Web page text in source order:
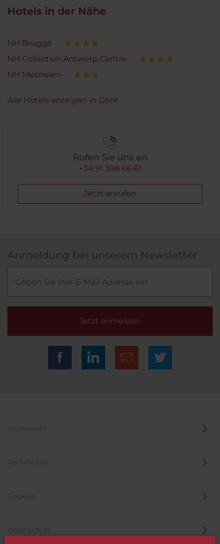
Hotels in der Nähe
NH Brugge
NH Collection Antwerp Centre
NH Mechelen
Alle Hotels anzeigen in Gent
Rufen Sie uns an
+34 91 398 46 61
Jetzt anrufen
Anmeldung bei unserem Newsletter
Jetzt anmelden
Impressum
Rechtliches
Cookies
Datenschutz